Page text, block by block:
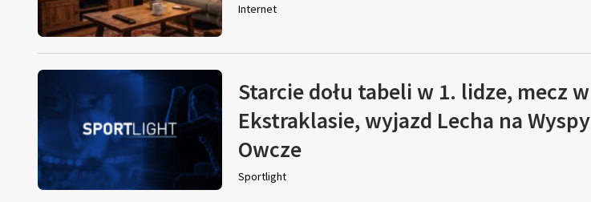
Internet
Starcie dołu tabeli w 1. lidze, mecz w
Ekstraklasie, wyjazd Lecha na Wyspy
Owcze
Sportlight